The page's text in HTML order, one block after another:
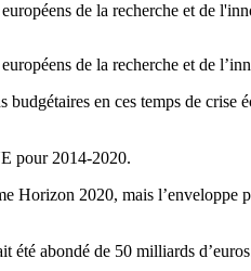
de la recherche et de
de la recherche et de
en ces temps de
pour 2014-2020.
Horizon 2020, mais
abondé de 50 milliards